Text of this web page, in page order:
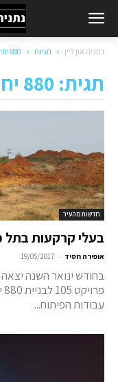
נתניה און ליין תגיות 880 יחידות דיור
תגית: 880 יחידות דיור
חדשות מהעיר
בעלי קרקעות בתל
אופירה חסיד -
19/05/2017
עבודות הפיתוח...